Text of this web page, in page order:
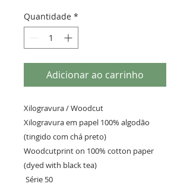
Quantidade *
Adicionar ao carrinho
Xilogravura / Woodcut
Xilogravura em papel 100% algodão
(tingido com chá preto)
Woodcutprint on 100% cotton paper
(dyed with black tea)